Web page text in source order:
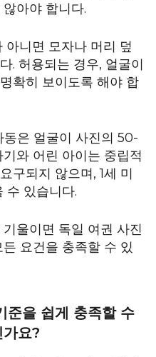
아야 합니다.
아니면 모자나 머리 덮
. 허용되는 경우, 얼굴이
확히 보이도록 해야 합
은 얼굴이 사진의 50-
와 어린 아이는 중립적
구되지 않으며, 1세 미
수 있습니다.
울이면 독일 여권 사진
요건을 충족할 수 있
준을 쉽게 충족할 수
요?